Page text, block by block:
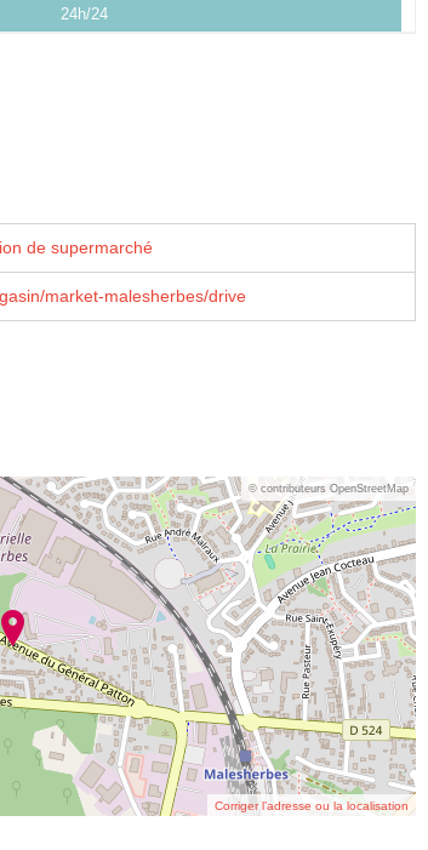
24h/24
de supermarché
market-malesherbes/drive
© contributeurs OpenStreetMap
Corriger l’adresse ou la localisation